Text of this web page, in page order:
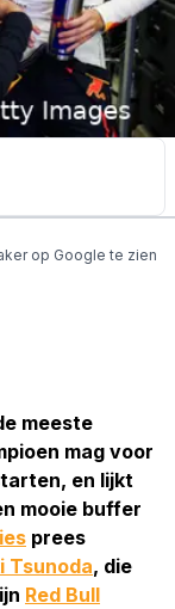
op Google te zien
meeste
mag voor
en lijkt
mooie buffer
prees
Tsunoda, die
Red Bull